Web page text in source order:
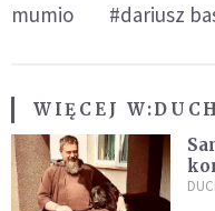
mumio
#dariusz
WIĘCEJ W: